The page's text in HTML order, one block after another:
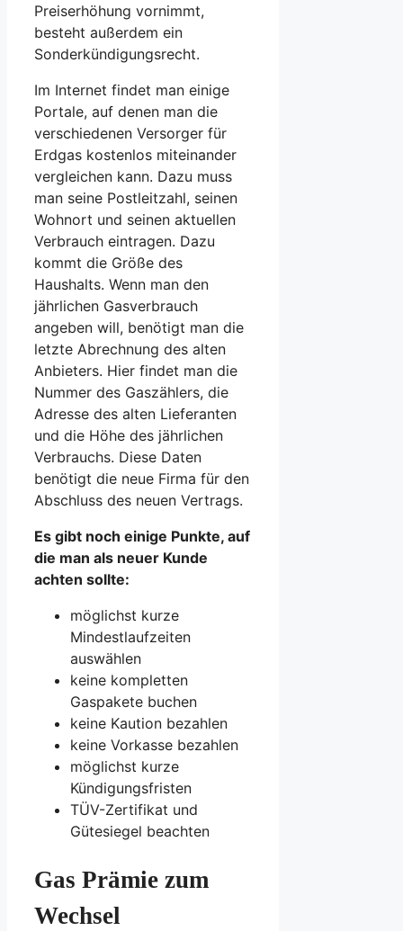
Preiserhöhung vornimmt,
besteht außerdem ein
Sonderkündigungsrecht.
Im Internet findet man einige
Portale, auf denen man die
verschiedenen Versorger für
Erdgas kostenlos miteinander
vergleichen kann. Dazu muss
man seine Postleitzahl, seinen
Wohnort und seinen aktuellen
Verbrauch eintragen. Dazu
kommt die Größe des
Haushalts. Wenn man den
jährlichen Gasverbrauch
angeben will, benötigt man die
letzte Abrechnung des alten
Anbieters. Hier findet man die
Nummer des Gaszählers, die
Adresse des alten Lieferanten
und die Höhe des jährlichen
Verbrauchs. Diese Daten
benötigt die neue Firma für den
Abschluss des neuen Vertrags.
Es gibt noch einige Punkte, auf
die man als neuer Kunde
achten sollte:
möglichst kurze
Mindestlaufzeiten
auswählen
keine kompletten
Gaspakete buchen
keine Kaution bezahlen
keine Vorkasse bezahlen
möglichst kurze
Kündigungsfristen
TÜV-Zertifikat und
Gütesiegel beachten
Gas Prämie zum
Wechsel